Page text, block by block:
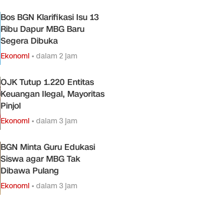
Bos BGN Klarifikasi Isu 13
Ribu Dapur MBG Baru
Segera Dibuka
Ekonomi •dalam 2 jam
OJK Tutup 1.220 Entitas
Keuangan Ilegal, Mayoritas
Pinjol
Ekonomi •dalam 3 jam
BGN Minta Guru Edukasi
Siswa agar MBG Tak
Dibawa Pulang
Ekonomi •dalam 3 jam